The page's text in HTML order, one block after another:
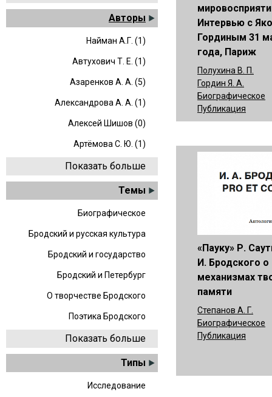
Авторы
Найман А.Г. (1)
Автухович Т. Е. (1)
Азаренков А. А. (5)
Александрова А. А. (1)
Алексей Шишов (0)
Артёмова С. Ю. (1)
Показать больше
Темы
Биографическое
Бродский и русская культура
Бродский и государство
Бродский и Петербург
О творчестве Бродского
Поэтика Бродского
Показать больше
Типы
Исследование
Интервью с
Гординым 31
года, Париж
Полухина В. П.
Гордин Я. А.
Биографическое
Публикация
«Пауку» Р.
И. Бродского о
механизмах
памяти
Степанов А. Г.
Биографическое
Публикация